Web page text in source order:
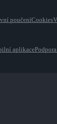
poučeníCookies
aplikace